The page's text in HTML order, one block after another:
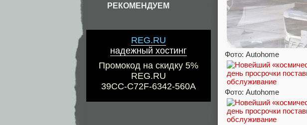
РЕКОМЕНДУЕМ
REG.RU
надежный хостинг
Промокод на скидку 5%
REG.RU
39CC-C72F-6342-560A
Фото: Autohome
Фото: Autohome